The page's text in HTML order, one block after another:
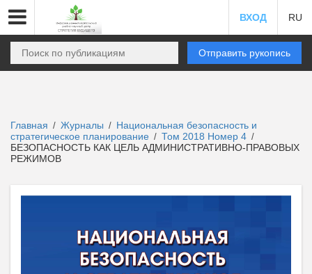
ВХОД RU
Отправить рукопись
Главная / Журналы / Национальная безопасность и
стратегическое планирование / Том 2018 Номер 4 /
БЕЗОПАСНОСТЬ КАК ЦЕЛЬ АДМИНИСТРАТИВНО-ПРАВОВЫХ
РЕЖИМОВ